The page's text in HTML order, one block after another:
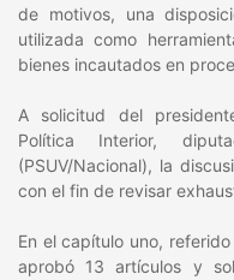
de motivos, una
utilizada como
bienes incautados en
A solicitud del
Política Interior,
(PSUV/Nacional), la
con el fin de revisar
En el capítulo uno,
aprobó 13 artículos y